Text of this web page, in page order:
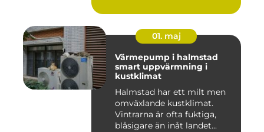
01. maj
Värmepump i halmstad
smart uppvärmning i
kustklimat
Halmstad har ett milt men
omväxlande kustklimat.
Vintrarna är ofta fuktiga,
blåsigare än inåt landet...